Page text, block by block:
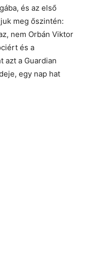
és az első
meg őszintén:
nem Orbán Viktor
és a
azt a Guardian
egy nap hat